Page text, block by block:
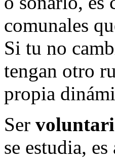
comunales
Si tu no
tengan otro
propia
Ser
se estudia,